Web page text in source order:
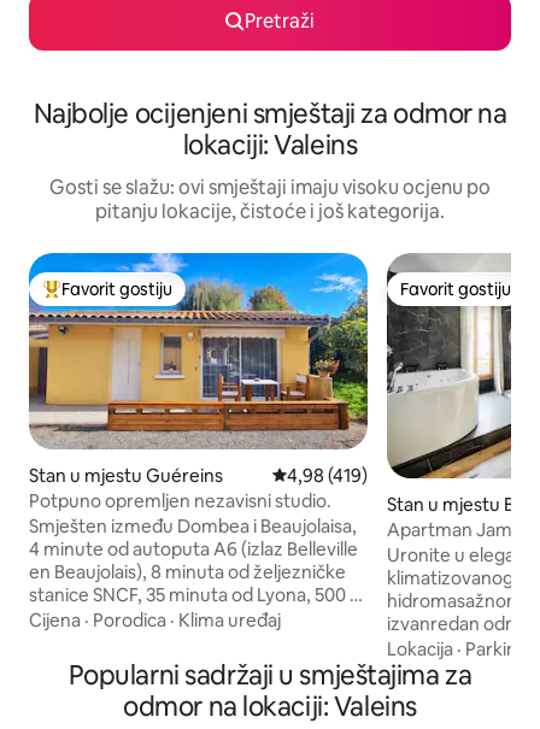
Pretraži
Najbolje ocijenjeni smještaji za odmor na
lokaciji: Valeins
Gosti se slažu: ovi smještaji imaju visoku ocjenu po
pitanju lokacije, čistoće i još kategorija.
Glavni favorit gostiju
Favorit gostiju
Stan u mjestu Guéreins Prosječna ocjena: 4,98 od 5,
4,98 (419)
Potpuno opremljen nezavisni studio.
Smješten između Dombea i Beaujolaisa,
4 minute od autoputa A6 (izlaz Belleville
en Beaujolais), 8 minuta od željezničke
stanice SNCF, 35 minuta od Lyona, 500 m
od plavog puta biciklom). Veliki potpuno
cm, mašina za pranje veša, tuš kabina i
WC, klima uređaj, Wi-Fi, privatna vanjska
terasa, roštilj, besplatan i siguran parking
Cijena · Porodica · Klima uređaj
Favorit gostiju
Favorit gostiju
Stan u mjestu
Apartman James
uređaj
Uronite u
klimatizovanog
hidromasažnom
izvanredan
jedinstvenom
nezaboravno
elegantnog
inspirisane
Lokacija · Parking
Popularni sadržaji u smještajima za
odmor na lokaciji: Valeins